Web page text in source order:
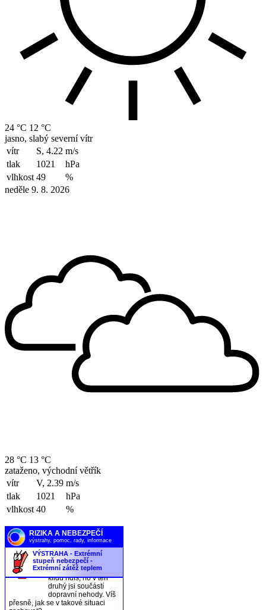
24 °C 12 °C
jasno, slabý severní vítr
vítr
S, 4.22 m/s
tlak
1021
hPa
vlhkost 49
%
neděle 9. 8. 2026
28 °C 13 °C
zataženo, východní větřík
vítr
V, 2.39 m/s
tlak
1021
hPa
vlhkost 40 %